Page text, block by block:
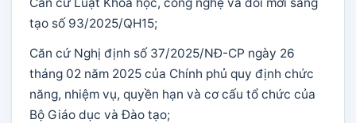
tạo số 93/2025/QH15;
Căn cứ Nghị định số 37/2025/NĐ-CP ngày 26
tháng 02 năm 2025 của Chính phủ quy định chức
năng, nhiệm vụ, quyền hạn và cơ cấu tổ chức của
Bộ Giáo dục và Đào tạo;